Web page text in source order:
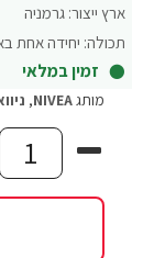
ארץ ייצור: גרמניה
תכולה: יחידה אחת
זמין במלאי
מותגNIVEA
,